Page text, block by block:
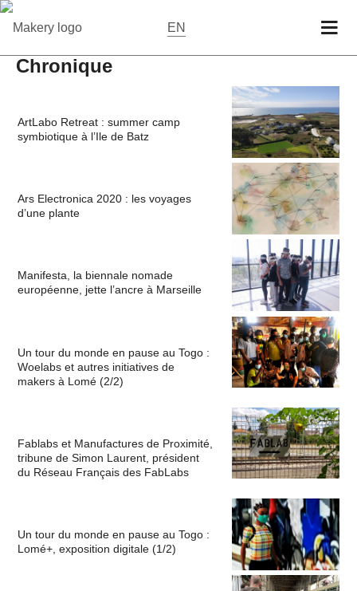
EN
Chronique
ArtLabo Retreat : summer camp
symbiotique à l’Ile de Batz
Ars Electronica 2020 : les voyages
d’une plante
Manifesta, la biennale nomade
européenne, jette l’ancre à Marseille
Un tour du monde en pause au Togo :
Woelabs et autres initiatives de
makers à Lomé (2/2)
Fablabs et Manufactures de Proximité,
tribune de Simon Laurent, président
du Réseau Français des FabLabs
Un tour du monde en pause au Togo :
Lomé+, exposition digitale (1/2)